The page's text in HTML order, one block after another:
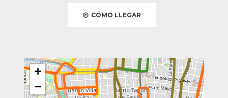
CÓMO LLEGAR
+
−